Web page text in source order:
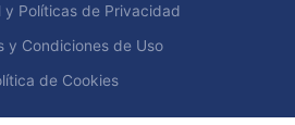
y Políticas de Privacidad
y Condiciones de Uso
de Cookies